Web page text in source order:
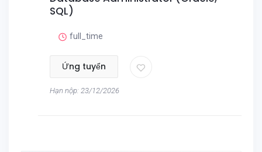
SQL)
full_time
Ứng tuyển
Hạn nộp: 23/12/2026